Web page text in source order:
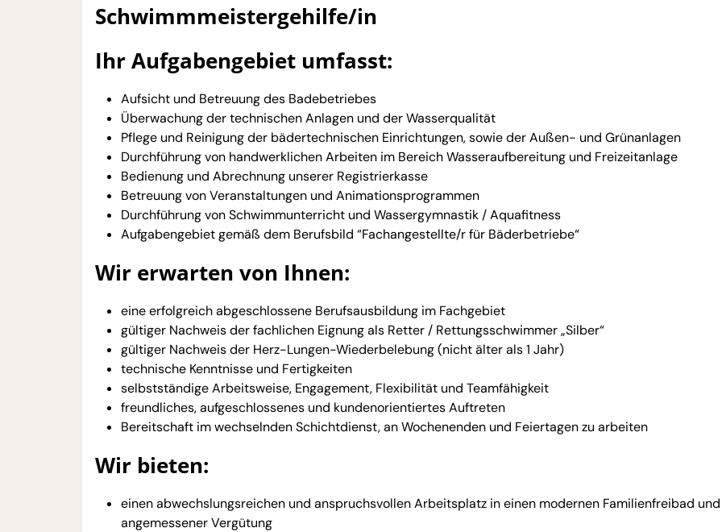
Schwimmmeistergehilfe/in
Ihr Aufgabengebiet umfasst:
Aufsicht und Betreuung des Badebetriebes
Überwachung der technischen Anlagen und der Wasserqualität
Pflege und Reinigung der bädertechnischen Einrichtungen, sowie der Außen- und Grünanlagen
Durchführung von handwerklichen Arbeiten im Bereich Wasseraufbereitung und Freizeitanlage
Bedienung und Abrechnung unserer Registrierkasse
Betreuung von Veranstaltungen und Animationsprogrammen
Durchführung von Schwimmunterricht und Wassergymnastik / Aquafitness
Aufgabengebiet gemäß dem Berufsbild “Fachangestellte/r für Bäderbetriebe“
Wir erwarten von Ihnen:
eine erfolgreich abgeschlossene Berufsausbildung im Fachgebiet
gültiger Nachweis der fachlichen Eignung als Retter / Rettungsschwimmer „Silber“
gültiger Nachweis der Herz-Lungen-Wiederbelebung (nicht älter als 1 Jahr)
technische Kenntnisse und Fertigkeiten
selbstständige Arbeitsweise, Engagement, Flexibilität und Teamfähigkeit
freundliches, aufgeschlossenes und kundenorientiertes Auftreten
Bereitschaft im wechselnden Schichtdienst, an Wochenenden und Feiertagen zu arbeiten
Wir bieten:
einen abwechslungsreichen und anspruchsvollen Arbeitsplatz in einen modernen Familienfreibad und
angemessener Vergütung